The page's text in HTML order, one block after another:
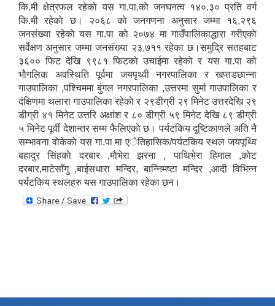
कि.मी क्षेत्रफल रहेकाे यस गा.पा.काे जनघनत्व १४०.३० प्रति वर्ग
कि.मी रहेकाे छ। २०६८ काे जनगणना अनुसार जम्मा १६,२९६
जनसंख्या रहेकाे यस गा.पा काे २०७४ मा गाउँपालिकाद्धारा गरीएकाे
सर्वेक्षण अनुसार जम्मा जनसंख्या २३,७११ रहेका छ।समुद्रि सतहबाट
३६०० फिट देखि ९९८१ फिटकाे उचाईमा रहेकाे र यस गा.पा काे
भाैगलिक अवस्थिति पूर्वमा जयपृथ्वी नगरपालिका र खप्तडछान्ना
गाउपालिका ,पश्चिममा बुंगल नगरपालिका ,उत्तरमा सुर्मा गाउपालिका र
दंक्षिणमा थलारा गाउपालिका रहेकाे र २९डीग्री २९ मिनेट उत्तरदेखि २९
डीग्री ४१ मिनेट उत्तरि अक्षांश र ८० डीग्री ५९ मिनेट देखि ८९ डीग्री
५ मिनेट पूर्वी देशान्तर सम्म फैलिएकाे छ। पर्यटकिय दूष्टिका‍णले अति नै
सम्भावना वाेकेकाे यस गा.पा मा एेतिहासिक/पर्यटकिय स्थल जयपूथ्वि
बहादुर सिंहकाे दरबार ,माैभेरा झरना , पाथिभेरा हिमाल ,काेट
दरबार,माटेसाँगु ,बाईसधारा मन्दिर, बान्निमष्टा मन्दिर ,आदी विभिन्न
पर्यटकिय स्थलहरु यस गाउपालिका रहेका छन।